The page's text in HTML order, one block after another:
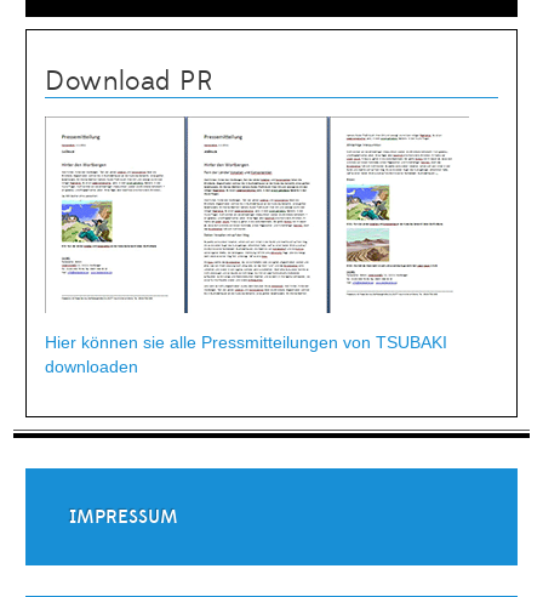
Download PR
Hier können sie alle Pressmitteilungen von TSUBAKI
downloaden
IMPRESSUM